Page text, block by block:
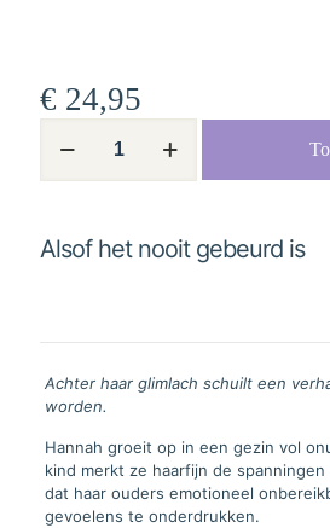
€ 24,95
het
aantal
Alsof het nooit gebeurd is
Achter haar glimlach schuilt een
worden.
Hannah groeit op in een gezin vol
kind merkt ze haarfijn de
dat haar ouders emotioneel
gevoelens te onderdrukken.